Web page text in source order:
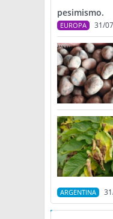
pesimismo.
EUROPA 31/
ARGENTINA